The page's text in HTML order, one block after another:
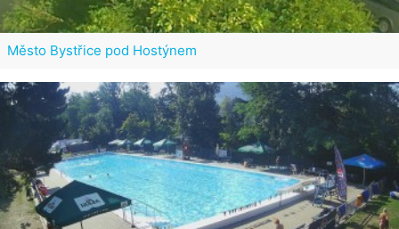
Město Bystřice pod Hostýnem